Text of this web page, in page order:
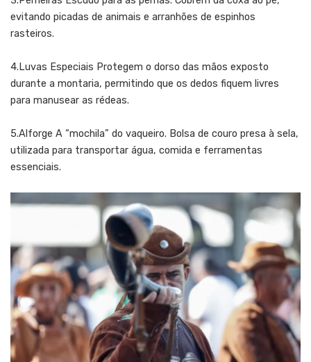
evitando picadas de animais e arranhões de espinhos
rasteiros.
4.Luvas Especiais Protegem o dorso das mãos exposto
durante a montaria, permitindo que os dedos fiquem livres
para manusear as rédeas.
5.Alforge A “mochila” do vaqueiro. Bolsa de couro presa à sela,
utilizada para transportar água, comida e ferramentas
essenciais.